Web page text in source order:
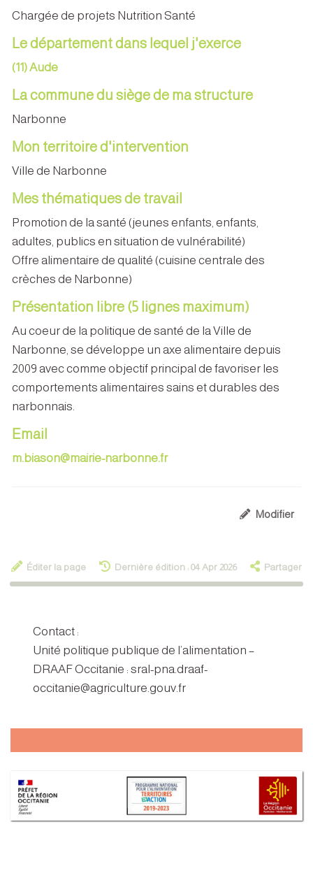
Chargée de projets Nutrition Santé
Le département dans lequel j'exerce
(11) Aude
La commune du siège de ma structure
Narbonne
Mon territoire d'intervention
Ville de Narbonne
Mes thématiques de travail
Promotion de la santé (jeunes enfants, enfants,
adultes, publics en situation de vulnérabilité)
Offre alimentaire de qualité (cuisine centrale des
crèches de Narbonne)
Présentation libre (5 lignes maximum)
Au coeur de la politique de santé de la Ville de
Narbonne, se développe un axe alimentaire depuis
2009 avec comme objectif principal de favoriser les
comportements alimentaires sains et durables des
narbonnais.
Email
m.biason@mairie-narbonne.fr
Modifier
Éditer la page Dernière édition : 04 Apr 2026 Partager
Contact :
Unité politique publique de l’alimentation –
DRAAF Occitanie : sral-pna.draaf-
occitanie@agriculture.gouv.fr